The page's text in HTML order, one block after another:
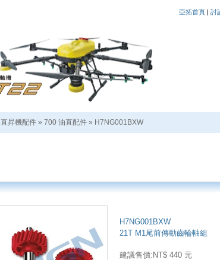
亞拓首頁 | 討
直昇機配件 » 700 油直配件 » H7NG001BXW
H7NG001BXW
21T M1尾前傳動齒輪軸組
建議售價:NT$ 440 元